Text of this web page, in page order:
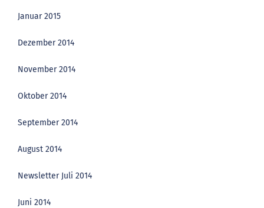
Januar 2015
Dezember 2014
November 2014
Oktober 2014
September 2014
August 2014
Newsletter Juli 2014
Juni 2014